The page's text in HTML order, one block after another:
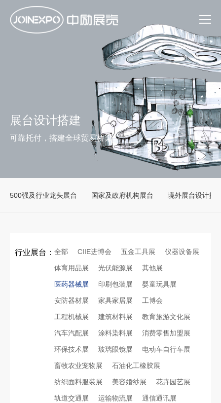
展台设计搭建
可靠托付，搭建全球贸易桥梁
500强及行业龙头展台 国家及政府机构展台 境外展台设计搭
行业展台： 全部 CIIE进博会 五金工具展 仪器设备展
体育用品展 光伏能源展 其他展
医药器械展 印刷包装展 婴童玩具展
安防器材展 家具家居展 工博会
工程机械展 建筑材料展 教育旅游文化展
汽车汽配展 涂料染料展 消费零售加盟展
环保技术展 玻璃眼镜展 电动车自行车展
畜牧农业宠物展 石油化工橡胶展
纺织面料服装展 美容婚纱展 花卉园艺展
轨道交通展 运输物流展 通信通讯展